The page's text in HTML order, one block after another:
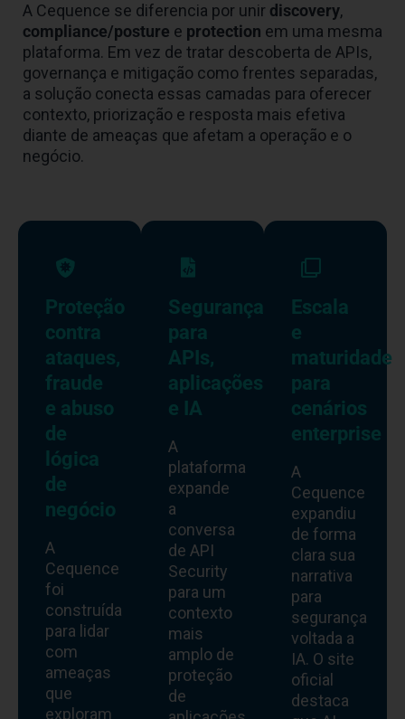
A Cequence se diferencia por unir discovery,
compliance/posture e protection em uma mesma
plataforma. Em vez de tratar descoberta de APIs,
governança e mitigação como frentes separadas,
a solução conecta essas camadas para oferecer
contexto, priorização e resposta mais efetiva
diante de ameaças que afetam a operação e o
negócio.
Proteção
contra
ataques,
fraude
e abuso
de
lógica
de
negócio
A
Cequence
foi
construída
para lidar
com
ameaças
que
exploram
Segurança
para
APIs,
aplicações
e IA
A
plataforma
expande
a
conversa
de API
Security
para um
contexto
mais
amplo de
proteção
de
Escala
e
maturidade
para
cenários
enterprise
A
Cequence
expandiu
de forma
clara sua
narrativa
para
segurança
voltada a
IA. O site
oficial
destaca